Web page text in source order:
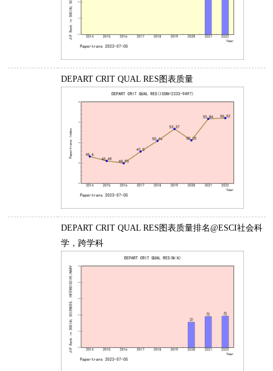
DEPART CRIT QUAL RES图表质量
DEPART CRIT QUAL RES图表质量排名@ESCI社会科
学，跨学科